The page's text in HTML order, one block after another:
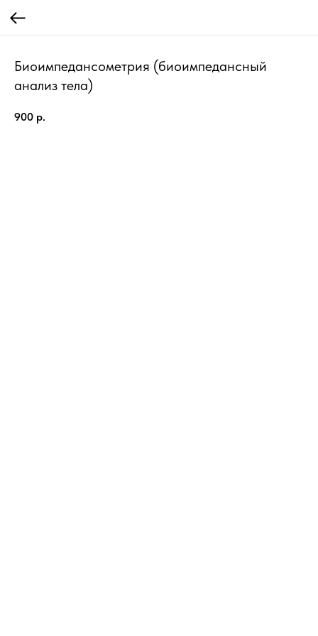
Биоимпедансометрия (биоимпедансный
анализ тела)
900 р.